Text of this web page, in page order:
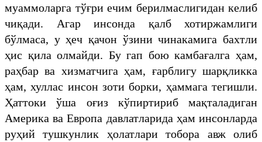
муаммоларга тўғри ечим берилмаслигидан келиб
чиқади. Агар инсонда қалб хотиржамлиги
бўлмаса, у ҳеч қачон ўзини чинакамига бахтли
ҳис қила олмайди. Бу гап бою камбағалга ҳам,
раҳбар ва хизматчига ҳам, ғарблигу шарқликка
ҳам, хуллас инсон зоти борки, ҳаммага тегишли.
Ҳаттоки ўша оғиз кўпиртириб мақталадиган
Америка ва Европа давлатларида ҳам инсонларда
руҳий тушкунлик ҳолатлари тобора авж олиб